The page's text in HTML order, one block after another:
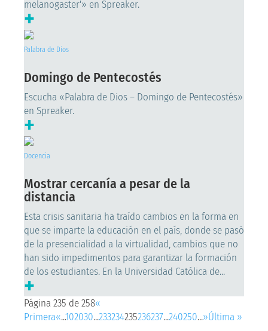
melanogaster'» en Spreaker.
+
Palabra de Dios
Domingo de Pentecostés
Escucha «Palabra de Dios – Domingo de Pentecostés»
en Spreaker.
+
Docencia
Mostrar cercanía a pesar de la
distancia
Esta crisis sanitaria ha traído cambios en la forma en
que se imparte la educación en el país, donde se pasó
de la presencialidad a la virtualidad, cambios que no
han sido impedimentos para garantizar la formación
de los estudiantes. En la Universidad Católica de...
+
Página 235 de 258«
Primera«...102030...233234235236237...240250...»Última »